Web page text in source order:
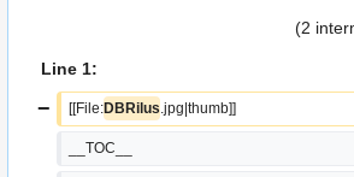
(2
Line 1:
− [[File:DBRilus .jpg|thumb]]
__TOC__